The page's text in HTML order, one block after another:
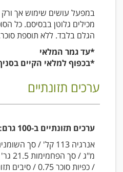
במפעל עושים שימוש אך
מכילים גלוטן בבסיסם. כל
הגלם בלבד. ללא תוספת
*עד גמר המלאי
*בכפוף למלאי הקיים
ערכים תזונתיים
ערכים תזונתיים ב-100 גרם: